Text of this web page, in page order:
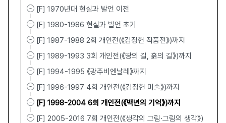
[F] 1970년대 현실과 발언 이전
[F] 1980-1986 현실과 발언 초기
[F] 1987-1988 2회 개인전(《김정헌 작품전》)까지
[F] 1989-1993 3회 개인전(《땅의 길, 흙의 길》)까지
[F] 1994-1995 《광주비엔날레》까지
[F] 1996-1997 4회 개인전(《김정헌 미술》)까지
[F] 1998-2004 6회 개인전(《백년의 기억》)까지
[F] 2005-2016 7회 개인전(《생각의 그림·그림의 생각》)